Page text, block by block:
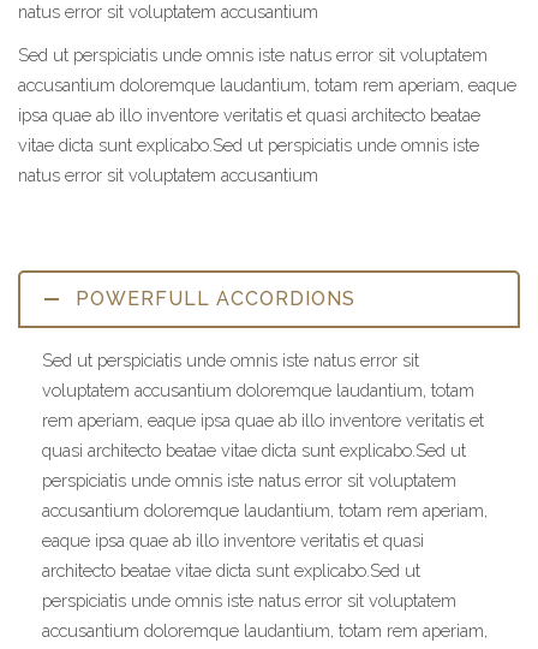
natus error sit voluptatem accusantium
Sed ut perspiciatis unde omnis iste natus error sit voluptatem
accusantium doloremque laudantium, totam rem aperiam, eaque
ipsa quae ab illo inventore veritatis et quasi architecto beatae
vitae dicta sunt explicabo.Sed ut perspiciatis unde omnis iste
natus error sit voluptatem accusantium
POWERFULL ACCORDIONS
Sed ut perspiciatis unde omnis iste natus error sit
voluptatem accusantium doloremque laudantium, totam
rem aperiam, eaque ipsa quae ab illo inventore veritatis et
quasi architecto beatae vitae dicta sunt explicabo.Sed ut
perspiciatis unde omnis iste natus error sit voluptatem
accusantium doloremque laudantium, totam rem aperiam,
eaque ipsa quae ab illo inventore veritatis et quasi
architecto beatae vitae dicta sunt explicabo.Sed ut
perspiciatis unde omnis iste natus error sit voluptatem
accusantium doloremque laudantium, totam rem aperiam,